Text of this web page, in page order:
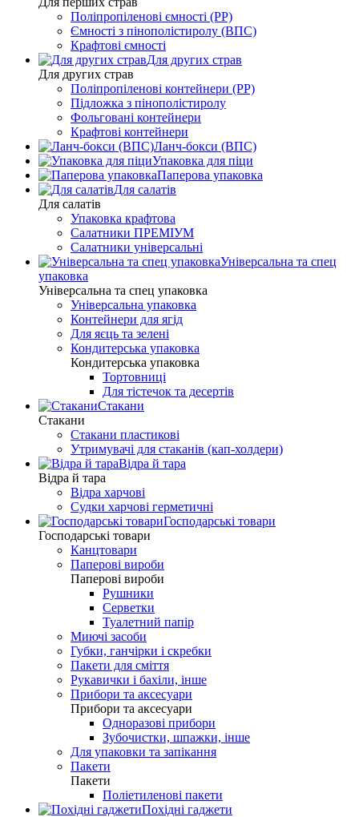
Поліпропіленові ємності (PP)
Ємності з пінополістиролу (ВПС)
Крафтові ємності
Для других страв
Для других страв
Поліпропіленові контейнери (PP)
Підложка з пінополістиролу
Фольговані контейнери
Крафтові контейнери
Ланч-бокси (ВПС)
Упаковка для піци
Паперова упаковка
Для салатів
Для салатів
Упаковка крафтова
Салатники ПРЕМІУМ
Салатники універсальні
Універсальна та спец
упаковка
Універсальна та спец упаковка
Універсальна упаковка
Контейнери для ягід
Для яєць та зелені
Кондитерська упаковка
Кондитерська упаковка
Тортовниці
Для тістечок та десертів
Стакани
Стакани
Стакани пластикові
Утримувачі для стаканів (кап-холдери)
Відра й тара
Відра й тара
Відра харчові
Судки харчові герметичні
Господарські товари
Господарські товари
Канцтовари
Паперові вироби
Паперові вироби
Рушники
Серветки
Туалетний папір
Миючі засоби
Губки, ганчірки і скребки
Пакети для сміття
Рукавички і бахіли, інше
Прибори та аксесуари
Прибори та аксесуари
Одноразові прибори
Зубочистки, шпажки, інше
Для упаковки та запікання
Пакети
Пакети
Поліетиленові пакети
Похідні гаджети